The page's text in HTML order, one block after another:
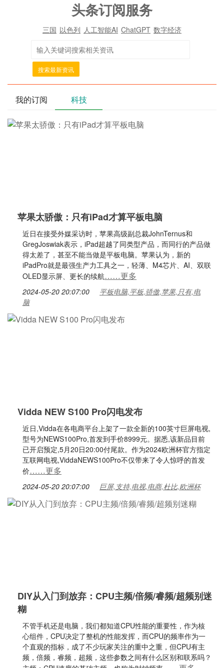
头条订阅服务
三国 以色列 人工智能AI ChatGPT 数字经济
搜索最新资讯
我的订阅 科技
苹果太骄傲：只有iPad才算平板电脑
近日在接受外媒采访时，苹果高级副总裁JohnTernus和
GregJoswiak表示，iPad超越了同类型产品，而同行的产品做
得太差了，甚至不能当做是平板电脑。苹果认为，新的
iPadPro就是最强生产力工具之一，轻薄、M4芯片、AI、双联
OLED显示屏、更长的续航……更多
2024-05-20 20:07:00
平板电脑,平板,骄傲,苹果,只有,电
脑
Vidda NEW S100 Pro闪电发布
近日,Vidda在各电商平台上架了一款全新的100英寸巨屏电视,
型号为NEWS100Pro,首发到手价8999元。据悉,该新品目前
已开启预定,5月20日20:00付尾款。作为2024欧洲杯官方指定
互联网电视,ViddaNEWS100Pro不仅带来了令人惊呼的首发
价……更多
2024-05-20 20:07:00 巨屏,支持,电视,电商,杜比,欧洲杯
DIY从入门到放弃：CPU主频/倍频/睿频/超频别迷
糊
不管手机还是电脑，我们都知道CPU性能的重要性，作为核
心组件，CPU决定了整机的性能发挥，而CPU的频率作为一
个直观的指标，成了不少玩家关注的重中之重，但CPU有主
频，倍频，睿频，超频，这些参数之间有什么区别和联系吗？